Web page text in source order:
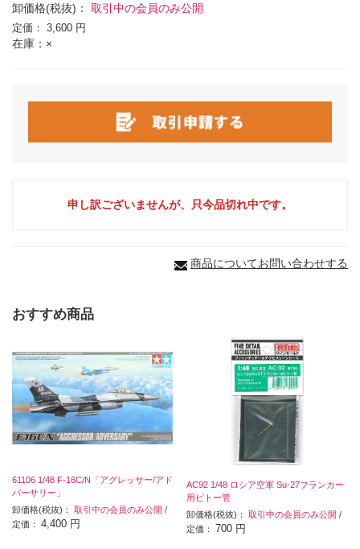
卸価格(税抜)： 取引中の会員のみ公開
定価： 3,600 円
在庫：×
申し訳ございませんが、只今品切れ中です。
商品についてお問い合わせする
おすすめ商品
61106 1/48 F-16C/N「アグレッサー/アド
バーサリー」
卸価格(税抜)： 取引中の会員のみ公開 /
定価： 4,400 円
AC92 1/48 ロシア空軍 Su-27フランカー
用ピトー管
卸価格(税抜)：取引中の会員のみ公開 /
定価： 700 円